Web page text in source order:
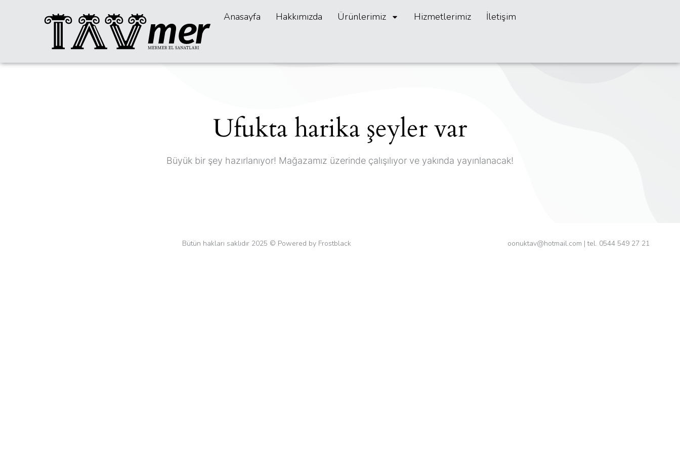
Anasayfa Hakkımızda Ürünlerimiz Hizmetlerimiz İletişim
Ufukta harika şeyler var
Büyük bir şey hazırlanıyor! Mağazamız üzerinde çalışılıyor ve yakında yayınlanacak!
Bütün hakları saklıdır 2025 © Powered by Frostblack oonuktav@hotmail.com | tel. 0544 549 27 21